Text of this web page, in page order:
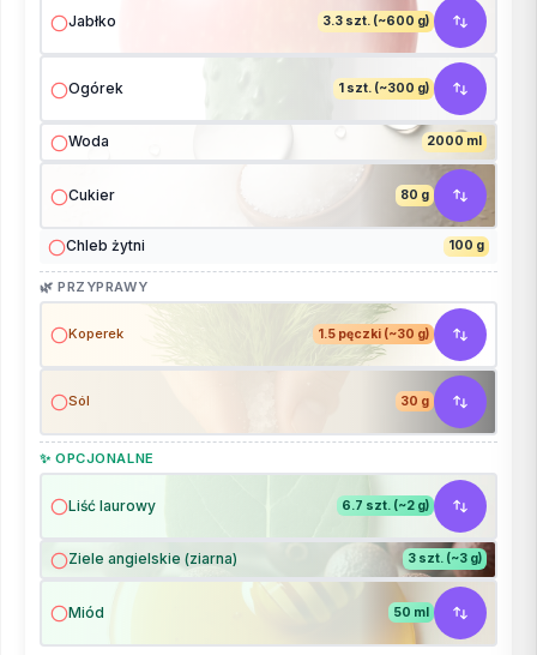
Jabłko 3.3 szt. (~600 g)
Ogórek 1 szt. (~300 g)
Woda 2000 ml
Cukier 80 g
Chleb żytni 100 g
🌿 PRZYPRAWY
Koperek 1.5 pęczki (~30 g)
Sól 30 g
✨ OPCJONALNE
Liść laurowy 6.7 szt. (~2 g)
Ziele angielskie (ziarna) 3 szt. (~3 g)
Miód 50 ml